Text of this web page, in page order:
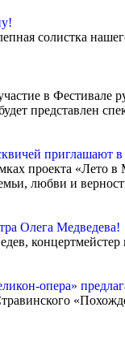
солистка
в Фестивале
представлен
приглашают
проекта «Лето
любви и
Олега Медведева!
опера»